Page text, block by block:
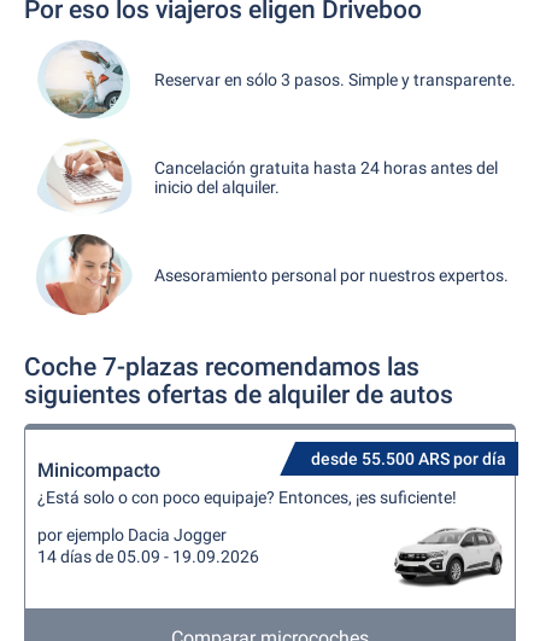
Por eso los viajeros eligen Driveboo
Reservar en sólo 3 pasos. Simple y transparente.
Cancelación gratuita hasta 24 horas antes del
inicio del alquiler.
Asesoramiento personal por nuestros expertos.
Coche 7-plazas recomendamos las
siguientes ofertas de alquiler de autos
desde 55.500 ARS por día
Minicompacto
¿Está solo o con poco equipaje? Entonces, ¡es suficiente!
por ejemplo Dacia Jogger
14 días de 05.09 - 19.09.2026